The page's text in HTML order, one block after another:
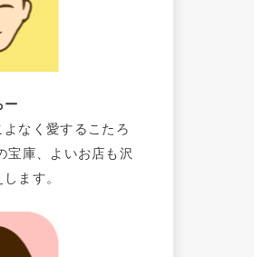
ー
なく愛するこたろ
宝庫、よいお店も沢
ます。